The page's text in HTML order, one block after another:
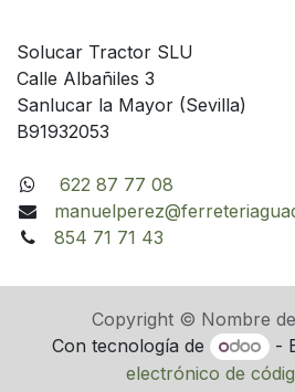
Solucar Tractor SLU
Calle Albañiles 3
Sanlucar la Mayor (Sevilla)
B91932053
622 87 77 08
854 71 71 43
Copyright © Nombre
Con tecnología de
-
electrónico de